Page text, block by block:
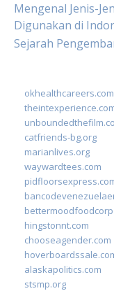
Mengenal Jenis-
Digunakan di
Sejarah
okhealthcareers.com
catfriends-bg.org
marianlives.org
waywardtees.com
hingstonnt.com
chooseagender.com
alaskapolitics.com
stsmp.org